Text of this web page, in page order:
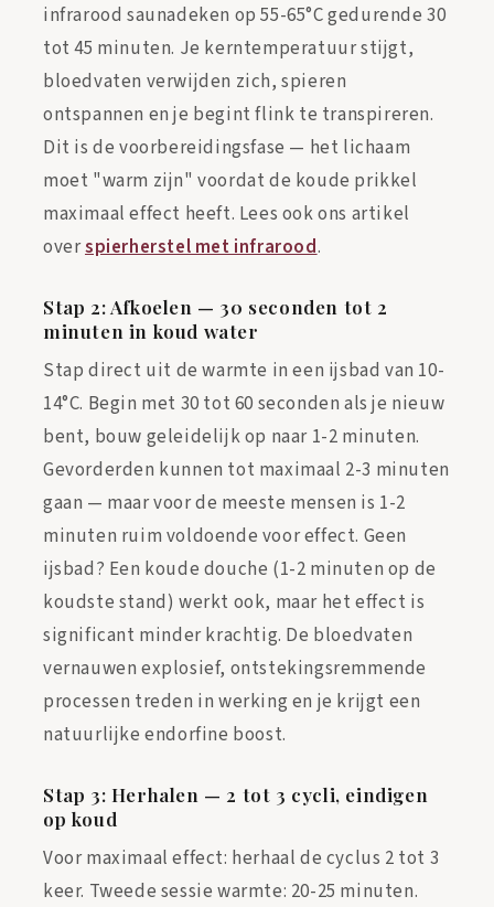
infrarood saunadeken op 55-65°C gedurende 30
tot 45 minuten. Je kerntemperatuur stijgt,
bloedvaten verwijden zich, spieren
ontspannen en je begint flink te transpireren.
Dit is de voorbereidingsfase — het lichaam
moet "warm zijn" voordat de koude prikkel
maximaal effect heeft. Lees ook ons artikel
overspierherstel met infrarood.
Stap 2: Afkoelen — 30 seconden tot 2
minuten in koud water
Stap direct uit de warmte in een ijsbad van 10-
14°C. Begin met 30 tot 60 seconden als je nieuw
bent, bouw geleidelijk op naar 1-2 minuten.
Gevorderden kunnen tot maximaal 2-3 minuten
gaan — maar voor de meeste mensen is 1-2
minuten ruim voldoende voor effect. Geen
ijsbad? Een koude douche (1-2 minuten op de
koudste stand) werkt ook, maar het effect is
significant minder krachtig. De bloedvaten
vernauwen explosief, ontstekingsremmende
processen treden in werking en je krijgt een
natuurlijke endorfine boost.
Stap 3: Herhalen — 2 tot 3 cycli, eindigen
op koud
Voor maximaal effect: herhaal de cyclus 2 tot 3
keer. Tweede sessie warmte: 20-25 minuten.